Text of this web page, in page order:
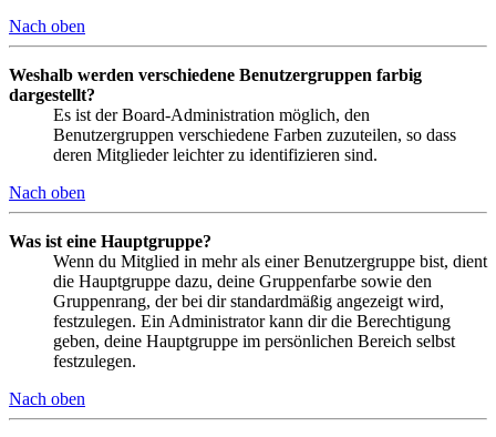
Nach oben
Weshalb werden verschiedene Benutzergruppen farbig
dargestellt?
Es ist der Board-Administration möglich, den
Benutzergruppen verschiedene Farben zuzuteilen, so dass
deren Mitglieder leichter zu identifizieren sind.
Nach oben
Was ist eine Hauptgruppe?
Wenn du Mitglied in mehr als einer Benutzergruppe bist, dient
die Hauptgruppe dazu, deine Gruppenfarbe sowie den
Gruppenrang, der bei dir standardmäßig angezeigt wird,
festzulegen. Ein Administrator kann dir die Berechtigung
geben, deine Hauptgruppe im persönlichen Bereich selbst
festzulegen.
Nach oben